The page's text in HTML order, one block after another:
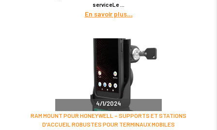
serviceLe
En savoir plus
4/1/2024
RAM MOUNT POUR HONEYWELL – SUPPORTS ET STATIONS
D'ACCUEIL ROBUSTES POUR TERMINAUX MOBILES